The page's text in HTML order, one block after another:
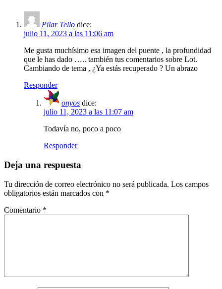
Pilar Tello dice:
julio 11, 2023 a las 11:06 am
Me gusta muchísimo esa imagen del puente , la profundidad
que le has dado ….. también tus comentarios sobre Lot.
Cambiando de tema , ¿Ya estás recuperado ? Un abrazo
Responder
onyos dice:
julio 11, 2023 a las 11:07 am
Todavía no, poco a poco
Responder
Deja una respuesta
Tu dirección de correo electrónico no será publicada. Los campos
obligatorios están marcados con *
Comentario *